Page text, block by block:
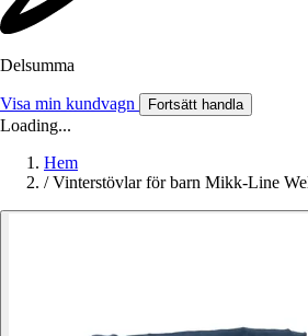
Delsumma
Visa min kundvagn Fortsätt handla
Loading...
Hem
/ Vinterstövlar för barn Mikk-Line